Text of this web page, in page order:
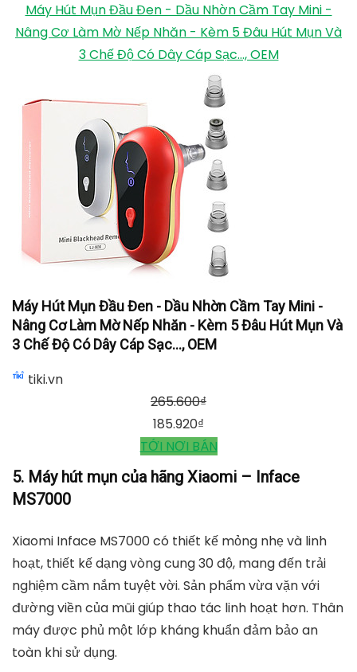
Máy Hút Mụn Đầu Đen - Dầu Nhờn Cầm Tay Mini -
Nâng Cơ Làm Mờ Nếp Nhăn - Kèm 5 Đâu Hút Mụn Và
3 Chế Độ Có Dây Cáp Sạc..., OEM
Máy Hút Mụn Đầu Đen - Dầu Nhờn Cầm Tay Mini -
Nâng Cơ Làm Mờ Nếp Nhăn - Kèm 5 Đâu Hút Mụn Và
3 Chế Độ Có Dây Cáp Sạc..., OEM
tiki.vn
265.600₫
185.920₫
TỚI NƠI BÁN
5. Máy hút mụn của hãng Xiaomi – Inface
MS7000
Xiaomi Inface MS7000 có thiết kế mỏng nhẹ và linh
hoạt, thiết kế dạng vòng cung 30 độ, mang đến trải
nghiệm cầm nắm tuyệt vời. Sản phẩm vừa vặn với
đường viền của mũi giúp thao tác linh hoạt hơn. Thân
máy được phủ một lớp kháng khuẩn đảm bảo an
toàn khi sử dụng.